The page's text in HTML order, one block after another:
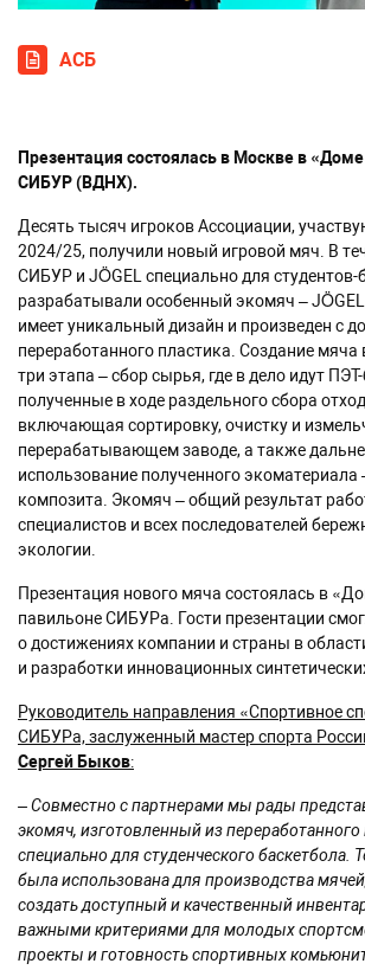
АСБ
Презентация состоялась в Москве в
СИБУР (ВДНХ).
Десять тысяч игроков Ассоциации,
2024/25, получили новый игровой мяч. В
СИБУР и JÖGEL специально для студентов-
разрабатывали особенный экомяч –
имеет уникальный дизайн и произведен с
переработанного пластика. Создание мяча
три этапа – сбор сырья, где в дело идут
полученные в ходе раздельного сбора
включающая сортировку, очистку и
перерабатывающем заводе, а также
использование полученного экоматериала
композита. Экомяч – общий результат
специалистов и всех последователей
экологии.
Презентация нового мяча состоялась в
павильоне СИБУРа. Гости презентации
о достижениях компании и страны в
и разработки инновационных
Руководитель направления «Спортивное
СИБУРа, заслуженный мастер спорта
Сергей Быков:
– Совместно с партнерами мы рады
экомяч, изготовленный из переработанного
специально для студенческого баскетбола.
была использована для производства
создать доступный и качественный
важными критериями для молодых
проекты и готовность спортивных